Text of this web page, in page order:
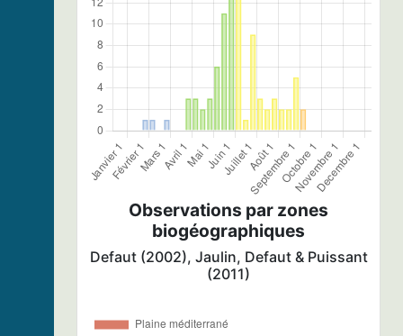
Observations par zones
biogéographiques
Defaut (2002), Jaulin, Defaut & Puissant
(2011)